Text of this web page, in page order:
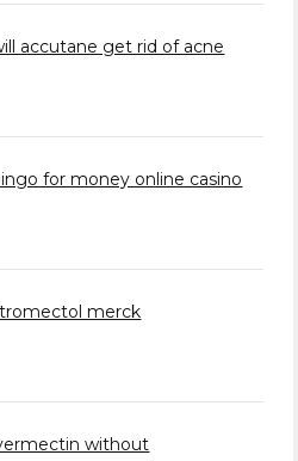
accutane get rid of acne
for money online casino
merck
without